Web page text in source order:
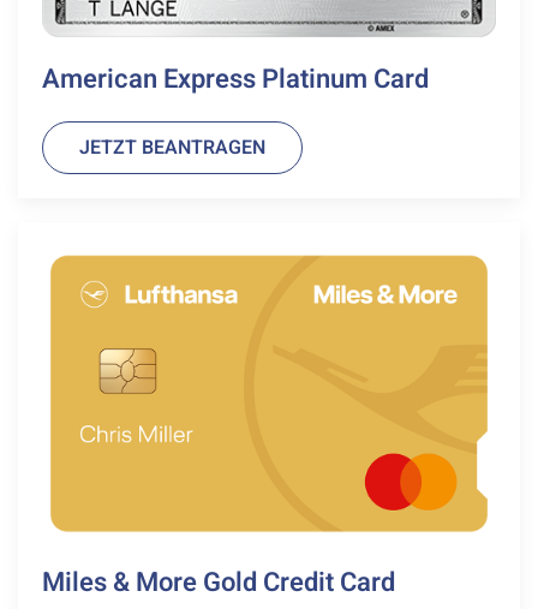
American Express Platinum Card
JETZT BEANTRAGEN
Miles & More Gold Credit Card